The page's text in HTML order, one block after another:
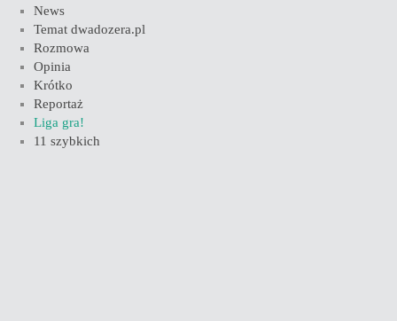
News
Temat dwadozera.pl
Rozmowa
Opinia
Krótko
Reportaż
Liga gra!
11 szybkich